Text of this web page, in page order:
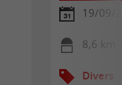
19/09/
8,6 km
Divers